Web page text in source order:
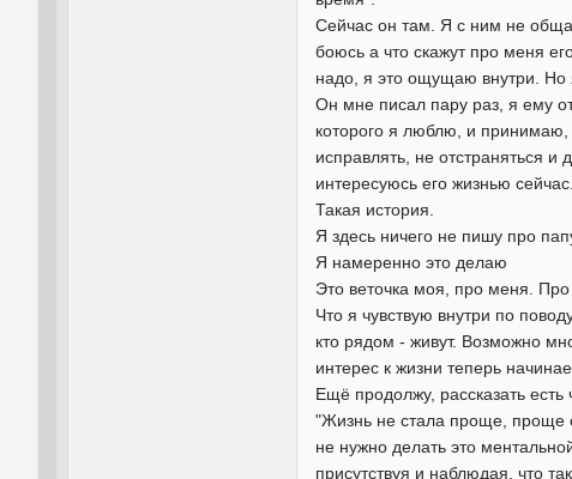
Сейчас он там. Я с ним не
боюсь а что скажут про меня
надо, я это ощущаю внутри. Но
Он мне писал пару раз, я ему
которого я люблю, и принимаю,
исправлять, не отстраняться
интересуюсь его жизнью
Такая история.
Я здесь ничего не пишу про
Я намеренно это делаю
Это веточка моя, про меня.
Что я чувствую внутри по
кто рядом - живут. Возможно
интерес к жизни теперь
Ещё продолжу, рассказать есть
"Жизнь не стала проще, проще
не нужно делать это
присутствуя и наблюдая, что